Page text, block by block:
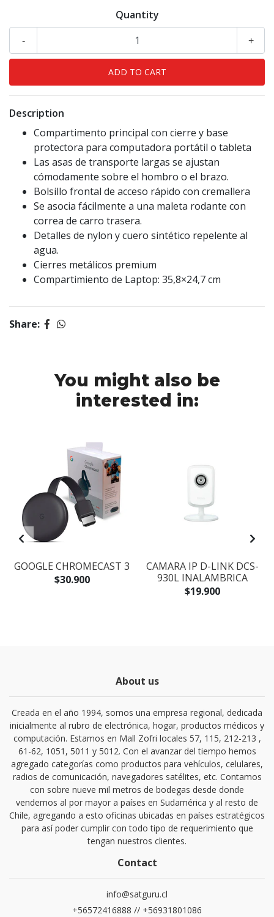
Quantity
+
-
Description
Compartimento principal con cierre y base
protectora para computadora portátil o tableta
Las asas de transporte largas se ajustan
cómodamente sobre el hombro o el brazo.
Bolsillo frontal de acceso rápido con cremallera
Se asocia fácilmente a una maleta rodante con
correa de carro trasera.
Detalles de nylon y cuero sintético repelente al
agua.
Cierres metálicos premium
Compartimiento de Laptop: 35,8×24,7 cm
Share:
You might also be
interested in:
GOOGLE CHROMECAST 3
$30.900
CAMARA IP D-LINK DCS-
930L INALAMBRICA
$19.900
About us
Creada en el año 1994, somos una empresa regional, dedicada
inicialmente al rubro de electrónica, hogar, productos médicos y
computación. Estamos en Mall Zofri locales 57, 115, 212-213 ,
61-62, 1051, 5011 y 5012. Con el avanzar del tiempo hemos
agregado categorías como productos para vehículos, celulares,
radios de comunicación, navegadores satélites, etc. Contamos
con sobre nueve mil metros de bodegas desde donde
vendemos al por mayor a países en Sudamérica y al resto de
Chile, agregando a esto oficinas ubicadas en países estratégicos
para así poder cumplir con todo tipo de requerimiento que
tengan nuestros clientes.
Contact
info@satguru.cl
+56572416888 // +56931801086